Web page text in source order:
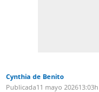
Cynthia de Benito
Publicada11 mayo 202613:03h